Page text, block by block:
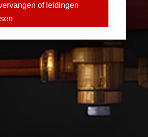
of leidingen